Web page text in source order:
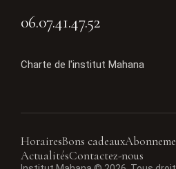
06.07.41.47.52
Charte de l'institut Mahana
HorairesBons cadeaux
ActualitésContactez-nous